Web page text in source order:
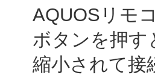
AQUOSリモ
ボタンを押す
縮小されて接